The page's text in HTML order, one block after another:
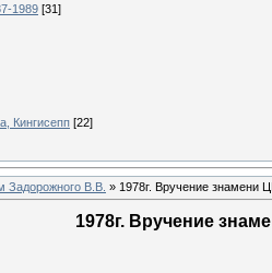
1989 [31]
Кингисепп [22]
Задорожного В.В. » 1978г. Вручение
1978г. Вручение